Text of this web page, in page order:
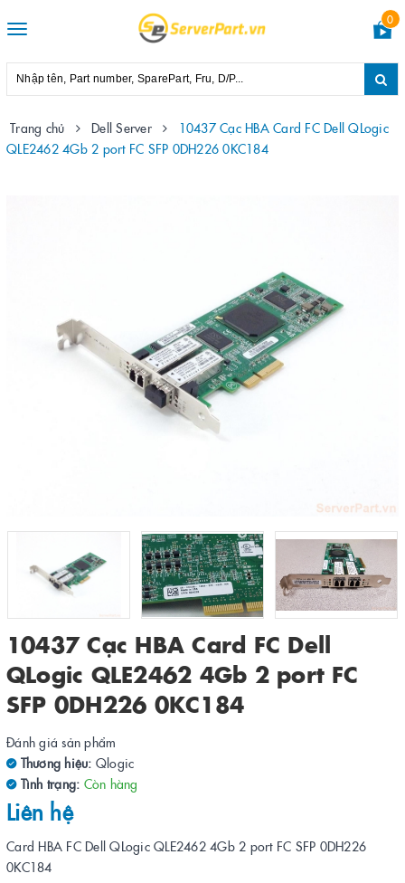
Toggle
0
Trang chủ Dell Server
10437 Cạc HBA Card FC Dell QLogic
QLE2462 4Gb 2 port FC SFP 0DH226 0KC184
10437 Cạc HBA Card FC Dell
QLogic QLE2462 4Gb 2 port FC
SFP 0DH226 0KC184
Đánh giá sản phẩm
Thương hiệu: Qlogic
Tình trạng: Còn hàng
Liên hệ
Card HBA FC Dell QLogic QLE2462 4Gb 2 port FC SFP 0DH226
0KC184